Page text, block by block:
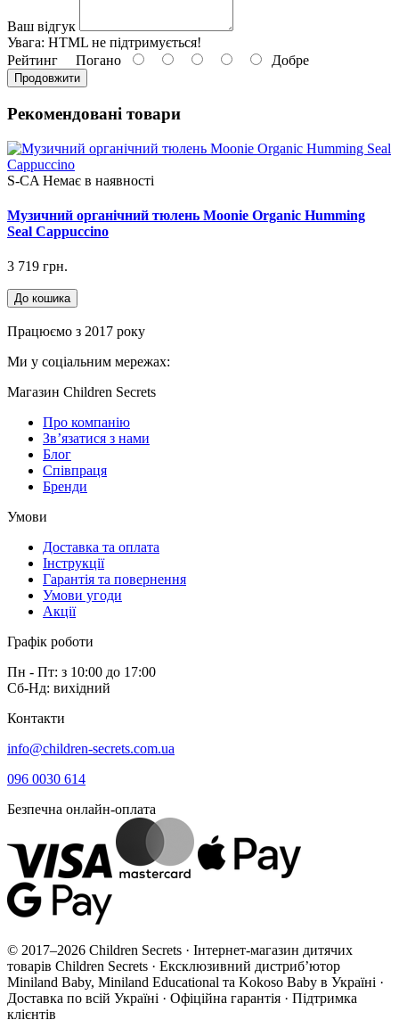
Ваш відгук
Увага: HTML не підтримується!
Рейтинг Погано Добре
Продовжити
Рекомендовані товари
S-CA Немає в наявності
Музичний органічний тюлень Moonie Organic Humming
Seal Cappuccino
3 719 грн.
До кошика
Працюємо з 2017 року
Ми у соціальним мережах:
Магазин Children Secrets
Про компанію
Зв’язатися з нами
Блог
Співпраця
Бренди
Умови
Доставка та оплата
Інструкції
Гарантія та повернення
Умови угоди
Акції
Графік роботи
Пн - Пт: з 10:00 до 17:00
Сб-Нд: вихідний
Контакти
info@children-secrets.com.ua
096 0030 614
Безпечна онлайн-оплата
© 2017–2026 Children Secrets · Інтернет-магазин дитячих
товарів Children Secrets · Ексклюзивний дистриб’ютор
Miniland Baby, Miniland Educational та Kokoso Baby в Україні ·
Доставка по всій Україні · Офіційна гарантія · Підтримка
клієнтів